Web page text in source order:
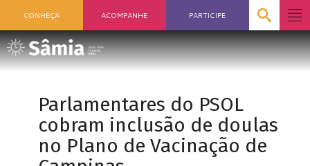
CONHEÇA ACOMPANHE PARTICIPE
Parlamentares do PSOL
cobram inclusão de doulas
no Plano de Vacinação de